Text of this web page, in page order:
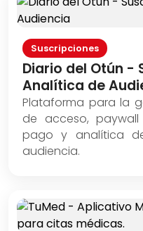
Suscripciones
Diario del Otún -
Analítica de
Plataforma para la
de acceso,
pago y analítica
audiencia.